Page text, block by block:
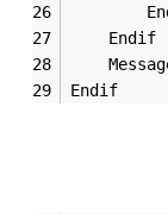
	Endif
Endif